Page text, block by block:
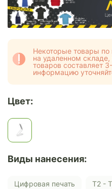
Некоторые товары по
на удаленном
товаров составляет
информацию
Цвет:
Виды нанесения:
Цифровая печать Т2 -